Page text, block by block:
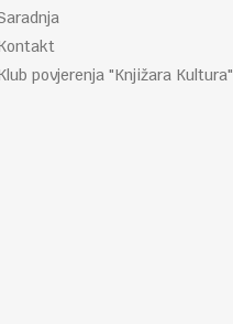
povjerenja "Knjižara Kultura"